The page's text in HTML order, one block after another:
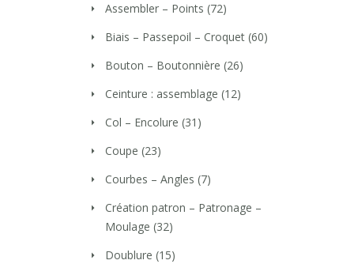
Assembler – Points (72)
Biais – Passepoil – Croquet (60)
Bouton – Boutonnière (26)
Ceinture : assemblage (12)
Col – Encolure (31)
Coupe (23)
Courbes – Angles (7)
Création patron – Patronage –
Moulage (32)
Doublure (15)